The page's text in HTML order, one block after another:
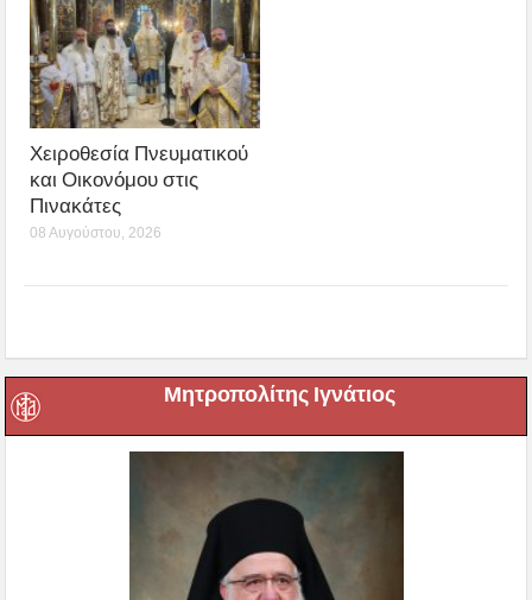
Χειροθεσία Πνευματικού
και Οικονόμου στις
Πινακάτες
08 Αυγούστου, 2026
Μητροπολίτης Ιγνάτιος